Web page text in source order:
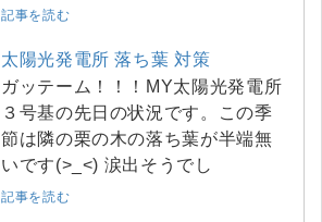
記事を読む
太陽光発電所 落ち葉 対策
ガッテーム！！！MY太陽光発電所
３号基の先日の状況です。この季
節は隣の栗の木の落ち葉が半端無
いです(>_<) 涙出そうでし
記事を読む